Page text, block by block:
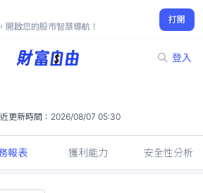
開啟您的股市智慧導航！
打開
登入
45.00
-0.11%
更新時間： 2026/08/07 05:30
報表 獲利能力 安全性分析